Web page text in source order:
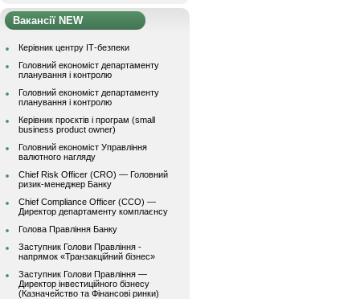
Вакансії NEW
Керівник центру ІТ-безпеки
Головний економіст департаменту
планування і контролю
Головний економіст департаменту
планування і контролю
Керівник проєктів і програм (small
business product owner)
Головний економіст Управління
валютного нагляду
Chief Risk Officer (CRO) — Головний
ризик-менеджер Банку
Chief Compliance Officer (CCO) —
Директор департаменту комплаєнсу
Голова Правління Банку
Заступник Голови Правління -
напрямок «Транзакційний бізнес»
Заступник Голови Правління —
Директор інвестиційного бізнесу
(Казначейство та Фінансові ринки)